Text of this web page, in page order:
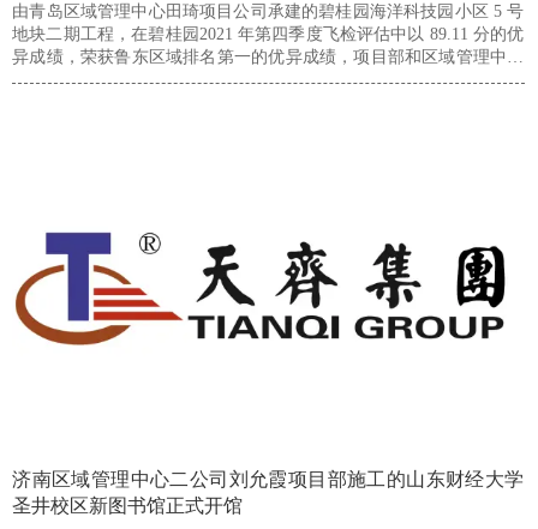
由青岛区域管理中心田琦项目公司承建的碧桂园海洋科技园小区 5 号
地块二期工程，在碧桂园2021 年第四季度飞检评估中以 89.11 分的优
异成绩，荣获鲁东区域排名第一的优异成绩，项目部和区域管理中心
收到青岛碧桂园产城发展有限公司送来的表扬信、荣誉证书和锦旗。
济南区域管理中心二公司刘允霞项目部施工的山东财经大学
圣井校区新图书馆正式开馆